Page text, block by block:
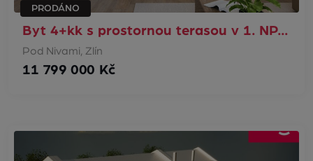
PRODÁNO
Byt 4+kk s prostornou terasou v 1. NP…
Pod Nivami, Zlín
11 799 000 Kč